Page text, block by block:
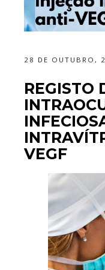
28 DE OUTUBRO,
REGISTO
VEGF